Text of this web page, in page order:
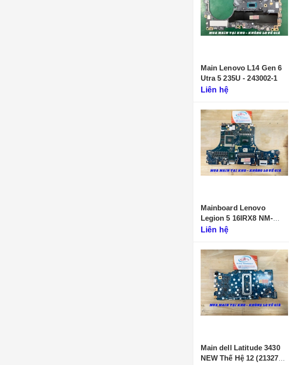
Main Lenovo L14 Gen 6
Utra 5 235U - 243002-1
Liên hệ
Mainboard Lenovo
Legion 5 16IRX8 NM-
F901
Liên hệ
Main dell Latitude 3430
NEW Thế Hệ 12 (213274-